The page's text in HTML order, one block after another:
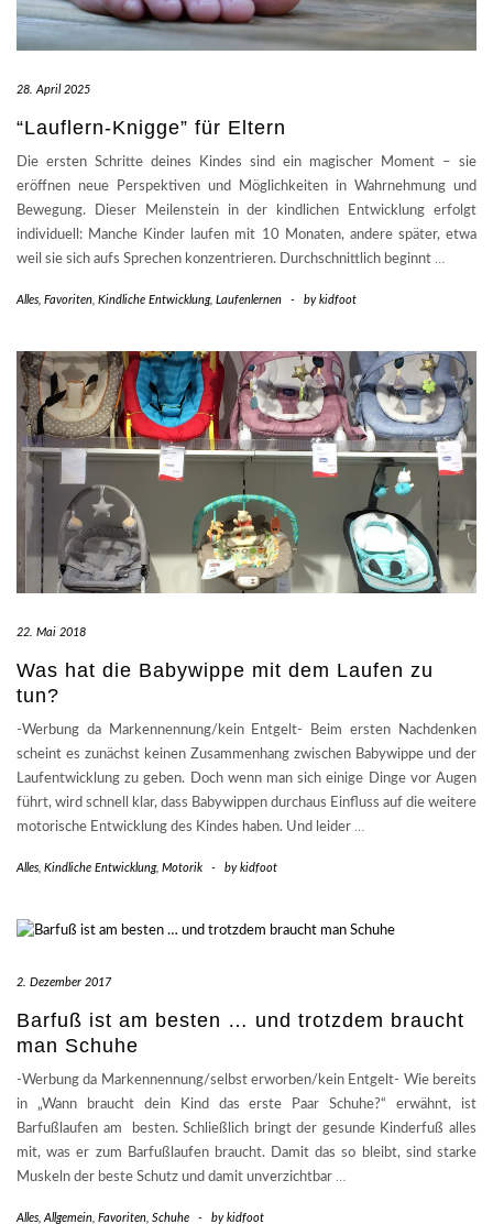
28. April 2025
“Lauflern-Knigge” für Eltern
Die ersten Schritte deines Kindes sind ein magischer Moment – sie
eröffnen neue Perspektiven und Möglichkeiten in Wahrnehmung und
Bewegung. Dieser Meilenstein in der kindlichen Entwicklung erfolgt
individuell: Manche Kinder laufen mit 10 Monaten, andere später, etwa
weil sie sich aufs Sprechen konzentrieren. Durchschnittlich beginnt …
Alles, Favoriten, Kindliche Entwicklung, Laufenlernen - bykidfoot
22. Mai 2018
Was hat die Babywippe mit dem Laufen zu
tun?
-Werbung da Markennennung/kein Entgelt- Beim ersten Nachdenken
scheint es zunächst keinen Zusammenhang zwischen Babywippe und der
Laufentwicklung zu geben. Doch wenn man sich einige Dinge vor Augen
führt, wird schnell klar, dass Babywippen durchaus Einfluss auf die weitere
motorische Entwicklung des Kindes haben. Und leider …
Alles, Kindliche Entwicklung, Motorik - bykidfoot
2. Dezember 2017
Barfuß ist am besten … und trotzdem braucht
man Schuhe
-Werbung da Markennennung/selbst erworben/kein Entgelt- Wie bereits
in „Wann braucht dein Kind das erste Paar Schuhe?“ erwähnt, ist
Barfußlaufen am besten. Schließlich bringt der gesunde Kinderfuß alles
mit, was er zum Barfußlaufen braucht. Damit das so bleibt, sind starke
Muskeln der beste Schutz und damit unverzichtbar …
Alles,Allgemein, Favoriten, Schuhe - bykidfoot